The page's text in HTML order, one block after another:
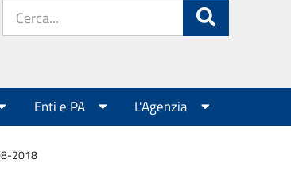
sito:
Enti e PA L'Agenzia
2018